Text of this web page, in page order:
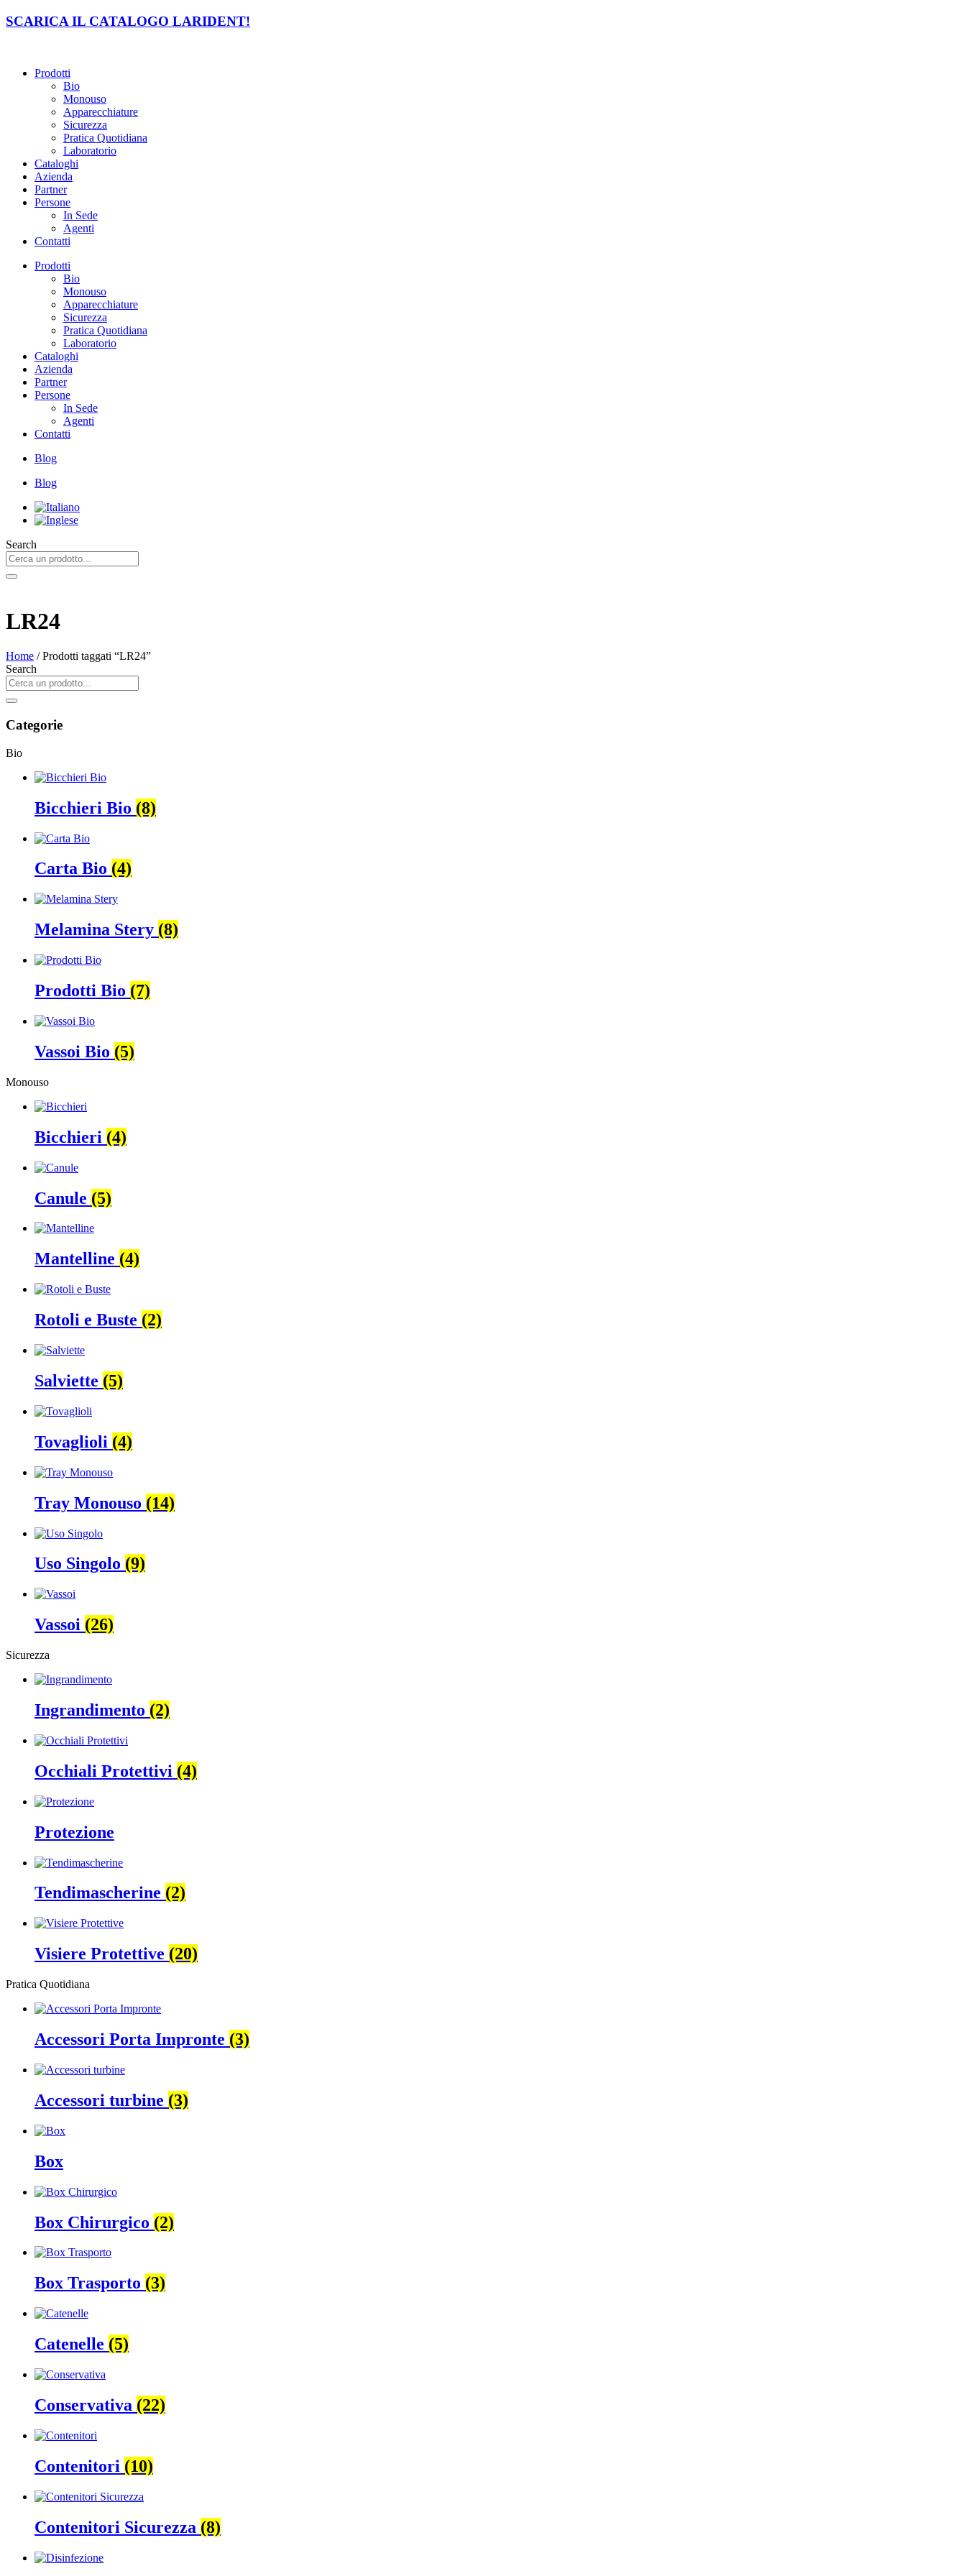
Vai
SCARICA IL CATALOGO LARIDENT!
Prodotti
Bio
Monouso
Apparecchiature
Sicurezza
Pratica Quotidiana
Laboratorio
Cataloghi
Azienda
Partner
Persone
In Sede
Agenti
Contatti
Prodotti
Bio
Monouso
Apparecchiature
Sicurezza
Pratica Quotidiana
Laboratorio
Cataloghi
Azienda
Partner
Persone
In Sede
Agenti
Contatti
Blog
Blog
Search
LR24
Home / Prodotti taggati “LR24”
Search
Categorie
Bio
Bicchieri Bio (8)
Carta Bio (4)
Melamina Stery (8)
Prodotti Bio (7)
Vassoi Bio (5)
Monouso
Bicchieri (4)
Canule (5)
Mantelline (4)
Rotoli e Buste (2)
Salviette (5)
Tovaglioli (4)
Tray Monouso (14)
Uso Singolo (9)
Vassoi (26)
Sicurezza
Ingrandimento (2)
Occhiali Protettivi (4)
Protezione
Tendimascherine (2)
Visiere Protettive (20)
Pratica Quotidiana
Accessori Porta Impronte (3)
Accessori turbine (3)
Box
Box Chirurgico (2)
Box Trasporto (3)
Catenelle (5)
Conservativa (22)
Contenitori (10)
Contenitori Sicurezza (8)